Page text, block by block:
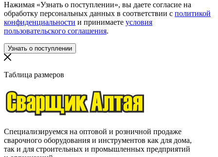
Нажимая «Узнать о поступлении», вы даете согласие на
обработку персональных данных в соответствии с политикой
конфиденциальности и принимаете условия
пользовательского соглашения.
Таблица размеров
Специализируемся на оптовой и розничной продаже
сварочного оборудования и инструментов как для дома,
так и для строительных и промышленных предприятий